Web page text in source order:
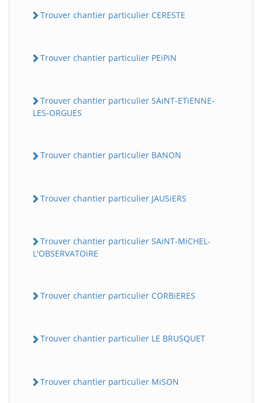
Trouver chantier particulier CERESTE
Trouver chantier particulier PEiPiN
Trouver chantier particulier SAiNT-ETiENNE-
LES-ORGUES
Trouver chantier particulier BANON
Trouver chantier particulier JAUSiERS
Trouver chantier particulier SAiNT-MiCHEL-
L'OBSERVATOiRE
Trouver chantier particulier CORBiERES
Trouver chantier particulier LE BRUSQUET
Trouver chantier particulier MiSON